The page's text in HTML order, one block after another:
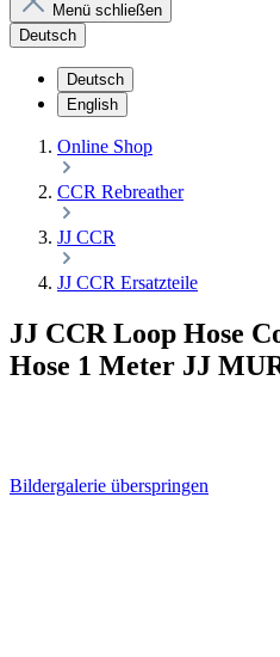
Menü schließen
Deutsch
Deutsch
English
Online Shop
CCR Rebreather
JJ CCR
JJ CCR Ersatzteile
JJ CCR Loop Hose
Hose 1 Meter JJ
Bildergalerie überspringen